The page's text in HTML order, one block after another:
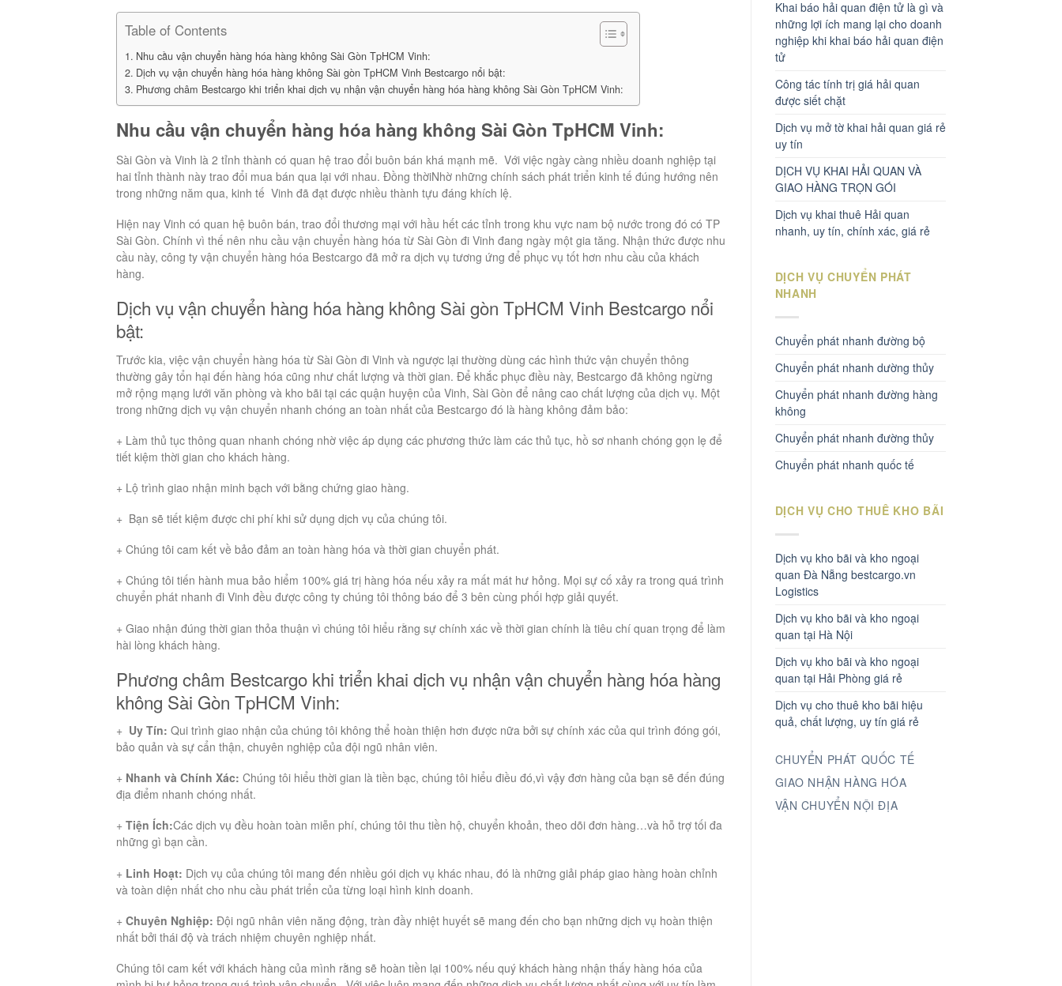
Table of Contents
Nhu cầu vận chuyển hàng hóa hàng không Sài Gòn TpHCM Vinh:
Dịch vụ vận chuyển hàng hóa hàng không Sài gòn TpHCM Vinh Bestcargo nổi bật:
Phương châm Bestcargo khi triển khai dịch vụ nhận vận chuyển hàng hóa hàng không Sài Gòn TpHCM Vinh:
Nhu cầu vận chuyển hàng hóa hàng không Sài Gòn TpHCM Vinh:
Sài Gòn và Vinh là 2 tỉnh thành có quan hệ trao đổi buôn bán khá mạnh mẽ. Với việc ngày càng nhiều doanh nghiệp tại
hai tỉnh thành này trao đổi mua bán qua lại với nhau. Đồng thờiNhờ những chính sách phát triển kinh tế đúng hướng nên
trong những năm qua, kinh tế Vinh đã đạt được nhiều thành tựu đáng khích lệ.
Hiện nay Vinh có quan hệ buôn bán, trao đổi thương mại với hầu hết các tỉnh trong khu vực nam bộ nước trong đó có TP
Sài Gòn. Chính vì thế nên nhu cầu vận chuyển hàng hóa từ Sài Gòn đi Vinh đang ngày một gia tăng. Nhận thức được nhu
cầu này, công ty vận chuyển hàng hóa Bestcargo đã mở ra dịch vụ tương ứng để phục vụ tốt hơn nhu cầu của khách
hàng.
Dịch vụ vận chuyển hàng hóa hàng không Sài gòn TpHCM Vinh Bestcargo nổi
bật:
Trước kia, việc vận chuyển hàng hóa từ Sài Gòn đi Vinh và ngược lại thường dùng các hình thức vận chuyển thông
thường gây tổn hại đến hàng hóa cũng như chất lượng và thời gian. Để khắc phục điều này, Bestcargo đã không ngừng
mở rộng mạng lưới văn phòng và kho bãi tại các quận huyện của Vinh, Sài Gòn để nâng cao chất lượng của dịch vụ. Một
trong những dịch vụ vận chuyển nhanh chóng an toàn nhất của Bestcargo đó là hàng không đảm bảo:
+ Làm thủ tục thông quan nhanh chóng nhờ việc áp dụng các phương thức làm các thủ tục, hồ sơ nhanh chóng gọn lẹ để
tiết kiệm thời gian cho khách hàng.
+ Lộ trình giao nhận minh bạch với bằng chứng giao hàng.
+ Bạn sẽ tiết kiệm được chi phí khi sử dụng dịch vụ của chúng tôi.
+ Chúng tôi cam kết về bảo đảm an toàn hàng hóa và thời gian chuyển phát.
+ Chúng tôi tiến hành mua bảo hiểm 100% giá trị hàng hóa nếu xảy ra mất mát hư hỏng. Mọi sự cố xảy ra trong quá trình
chuyển phát nhanh đi Vinh đều được công ty chúng tôi thông báo để 3 bên cùng phối hợp giải quyết.
+ Giao nhận đúng thời gian thỏa thuận vì chúng tôi hiểu rằng sự chính xác về thời gian chính là tiêu chí quan trọng để làm
hài lòng khách hàng.
Phương châm Bestcargo khi triển khai dịch vụ nhận vận chuyển hàng hóa hàng
không Sài Gòn TpHCM Vinh:
+ Uy Tín: Qui trình giao nhận của chúng tôi không thể hoàn thiện hơn được nữa bởi sự chính xác của qui trình đóng gói,
bảo quản và sự cẩn thận, chuyên nghiệp của đội ngũ nhân viên.
+ Nhanh và Chính Xác: Chúng tôi hiểu thời gian là tiền bạc, chúng tôi hiểu điều đó,vì vậy đơn hàng của bạn sẽ đến đúng
địa điểm nhanh chóng nhất.
+ Tiện Ích:Các dịch vụ đều hoàn toàn miễn phí, chúng tôi thu tiền hộ, chuyển khoản, theo dõi đơn hàng…và hỗ trợ tối đa
những gì bạn cần.
+ Linh Hoạt: Dịch vụ của chúng tôi mang đến nhiều gói dịch vụ khác nhau, đó là những giải pháp giao hàng hoàn chỉnh
và toàn diện nhất cho nhu cầu phát triển của từng loại hình kinh doanh.
+ Chuyên Nghiệp: Đội ngũ nhân viên năng động, tràn đầy nhiệt huyết sẽ mang đến cho bạn những dịch vụ hoàn thiện
nhất bởi thái độ và trách nhiệm chuyên nghiệp nhất.
Chúng tôi cam kết với khách hàng của mình rằng sẽ hoàn tiền lại 100% nếu quý khách hàng nhận thấy hàng hóa của
Khai báo hải quan điện tử là gì và
những lợi ích mang lại cho doanh
nghiệp khi khai báo hải quan điện
tử
Công tác tính trị giá hải quan
được siết chặt
Dịch vụ mở tờ khai hải quan giá rẻ
uy tín
DỊCH VỤ KHAI HẢI QUAN VÀ
GIAO HÀNG TRỌN GÓI
Dịch vụ khai thuê Hải quan
nhanh, uy tín, chính xác, giá rẻ
DỊCH VỤ CHUYỂN PHÁT
NHANH
Chuyển phát nhanh đường bộ
Chuyển phát nhanh dường thủy
Chuyển phát nhanh đường hàng
không
Chuyển phát nhanh đường thủy
Chuyển phát nhanh quốc tế
DỊCH VỤ CHO THUÊ KHO BÃI
Dịch vụ kho bãi và kho ngoại
quan Đà Nẵng bestcargo.vn
Logistics
Dịch vụ kho bãi và kho ngoại
quan tại Hà Nội
Dịch vụ kho bãi và kho ngoại
quan tại Hải Phòng giá rẻ
Dịch vụ cho thuê kho bãi hiệu
quả, chất lượng, uy tín giá rẻ
CHUYỂN PHÁT QUỐC TẾ
GIAO NHẬN HÀNG HÓA
VẬN CHUYỂN NỘI ĐỊA